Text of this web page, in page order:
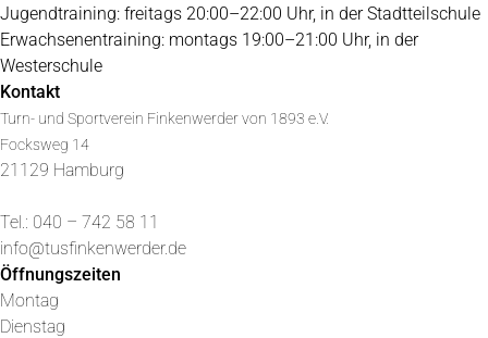
Jugendtraining: freitags 20:00–22:00 Uhr, in der Stadtteilschule
Erwachsenentraining: montags 19:00–21:00 Uhr, in der
Westerschule
Kontakt
Turn- und Sportverein Finkenwerder von 1893 e.V.
Focksweg 14
21129 Hamburg
Tel.: 040 – 742 58 11
info@tusfinkenwerder.de
Öffnungszeiten
Montag
Dienstag